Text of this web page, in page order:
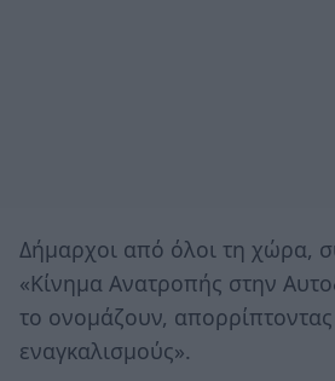
Δήμαρχοι από όλοι τη χώρα,
«Κίνημα Ανατροπής στην
το ονομάζουν,
εναγκαλισμούς».